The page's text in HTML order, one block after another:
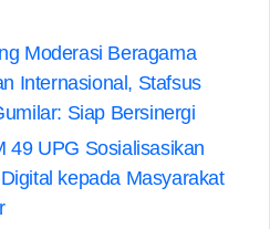
Moderasi Beragama
Internasional, Stafsus
Siap Bersinergi
49 UPG Sosialisasikan
kepada Masyarakat